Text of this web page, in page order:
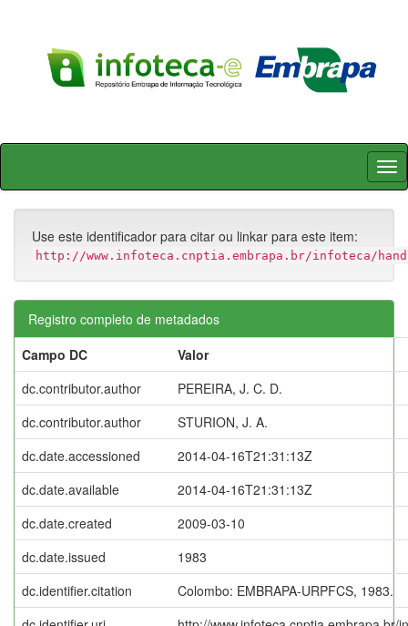
Skip
Use este identificador para citar ou linkar para este item:
http://www.infoteca.cnptia.embrapa.br/infoteca/
Registro completo de metadados
Campo DC
Valor
dc.contributor.author
PEREIRA, J. C. D.
dc.contributor.author
STURION, J. A.
dc.date.accessioned
2014-04-16T21:31:13Z
dc.date.available
2014-04-16T21:31:13Z
dc.date.created
2009-03-10
dc.date.issued
1983
dc.identifier.citation
Colombo: EMBRAPA-URPFCS, 1983.